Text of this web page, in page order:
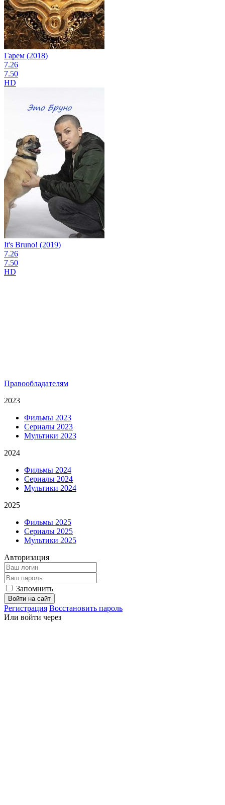
Гарем (2018)
7.26
7.50
HD
It's Bruno! (2019)
7.26
7.50
HD
Правообладателям
2023
Фильмы 2023
Сериалы 2023
Мультики 2023
2024
Фильмы 2024
Сериалы 2024
Мультики 2024
2025
Фильмы 2025
Сериалы 2025
Мультики 2025
Авторизация
Запомнить
Войти на сайт
Регистрация Восстановить пароль
Или войти через